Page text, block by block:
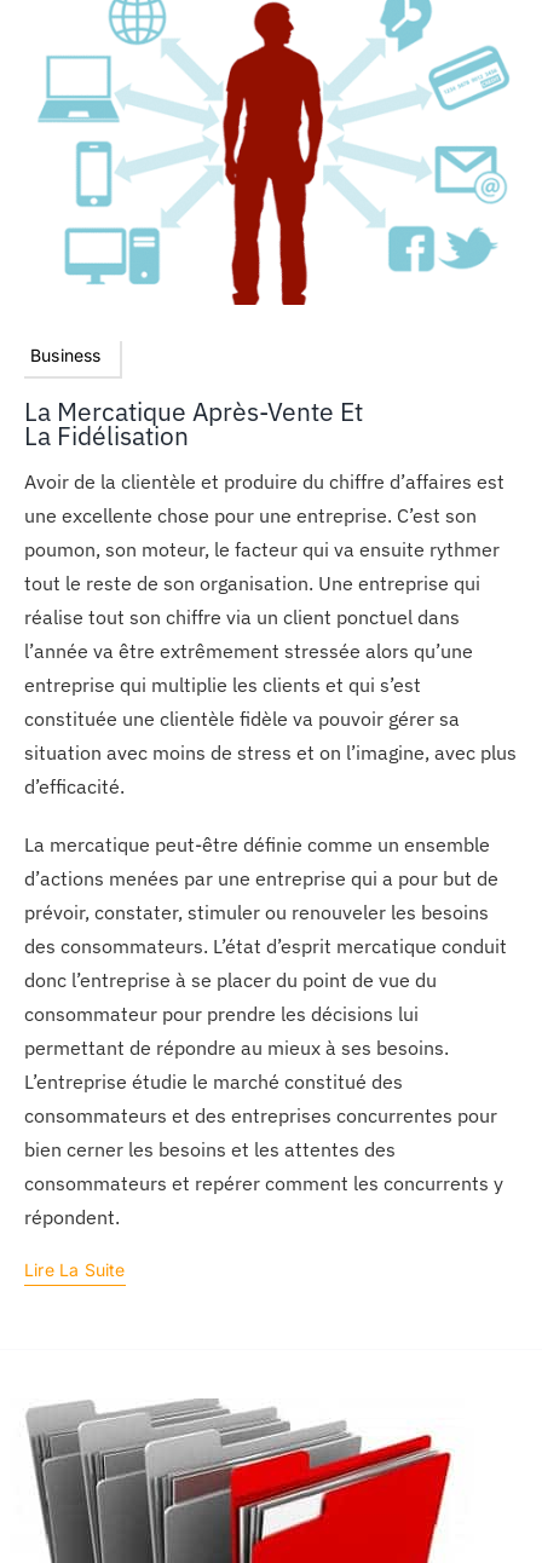
Business
La Mercatique Après-Vente Et
La Fidélisation
Avoir de la clientèle et produire du chiffre d’affaires est
une excellente chose pour une entreprise. C’est son
poumon, son moteur, le facteur qui va ensuite rythmer
tout le reste de son organisation. Une entreprise qui
réalise tout son chiffre via un client ponctuel dans
l’année va être extrêmement stressée alors qu’une
entreprise qui multiplie les clients et qui s’est
constituée une clientèle fidèle va pouvoir gérer sa
situation avec moins de stress et on l’imagine, avec plus
d’efficacité.
La mercatique peut-être définie comme un ensemble
d’actions menées par une entreprise qui a pour but de
prévoir, constater, stimuler ou renouveler les besoins
des consommateurs. L’état d’esprit mercatique conduit
donc l’entreprise à se placer du point de vue du
consommateur pour prendre les décisions lui
permettant de répondre au mieux à ses besoins.
L’entreprise étudie le marché constitué des
consommateurs et des entreprises concurrentes pour
bien cerner les besoins et les attentes des
consommateurs et repérer comment les concurrents y
répondent.
Lire La Suite